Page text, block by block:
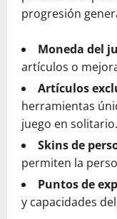
progresión
Moneda del
artículos o
Artículos
herramientas
juego en solitario.
Skins de
permiten la
Puntos de
y capacidades